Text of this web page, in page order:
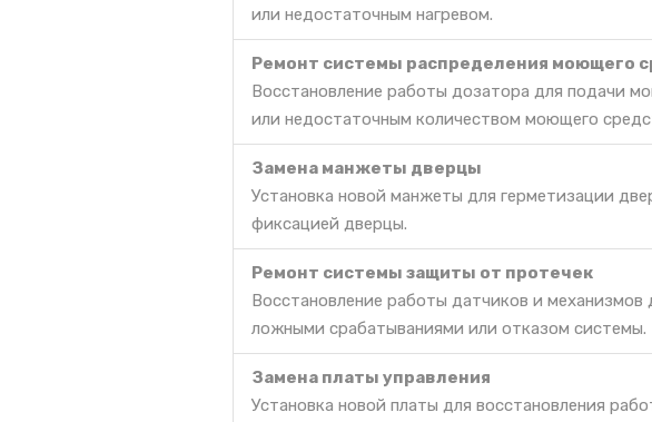
или недостаточным нагревом.
Ремонт системы распределения моющего
Восстановление работы дозатора для подачи
или недостаточным количеством моющего
Замена манжеты дверцы
Установка новой манжеты для герметизации
фиксацией дверцы.
Ремонт системы защиты от протечек
Восстановление работы датчиков и
ложными срабатываниями или отказом системы.
Замена платы управления
Установка новой платы для восстановления